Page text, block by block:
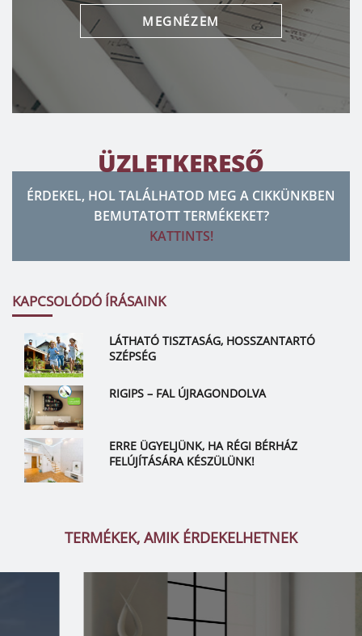
MEGNÉZEM
ÜZLETKERESŐ
ÉRDEKEL, HOL TALÁLHATOD MEG A CIKKÜNKBEN
BEMUTATOTT TERMÉKEKET?
KATTINTS!
KAPCSOLÓDÓ ÍRÁSAINK
LÁTHATÓ TISZTASÁG, HOSSZANTARTÓ
SZÉPSÉG
RIGIPS – FAL ÚJRAGONDOLVA
ERRE ÜGYELJÜNK, HA RÉGI BÉRHÁZ
FELÚJÍTÁSÁRA KÉSZÜLÜNK!
TERMÉKEK, AMIK ÉRDEKELHETNEK